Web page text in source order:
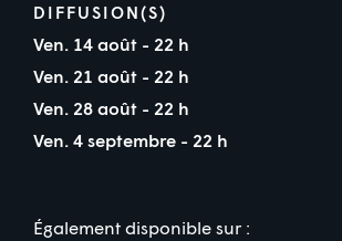
DIFFUSION(S)
Ven. 14 août - 22 h
Ven. 21 août - 22 h
Ven. 28 août - 22 h
Ven. 4 septembre - 22 h
Également disponible sur :